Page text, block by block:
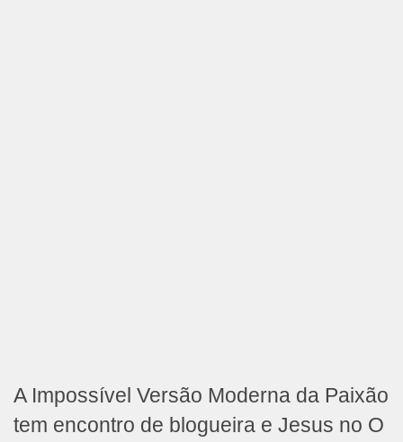
A Impossível Versão Moderna da Paixão
tem encontro de blogueira e Jesus no O